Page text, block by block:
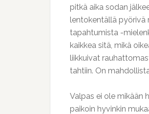
pitkä aika sodan
lentokentällä pyörivä
tapahtumista -
kaikkea sitä, mikä
liikkuivat
tahtiin. On
Valpas ei ole mikään
paikoin hyvinkin